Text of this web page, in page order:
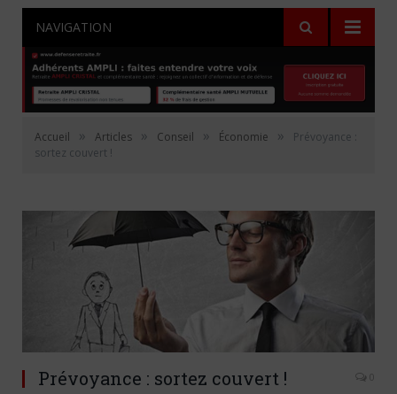
NAVIGATION
Accueil » Articles » Conseil » Économie »
Prévoyance :
sortez couvert !
Prévoyance : sortez couvert ! 0